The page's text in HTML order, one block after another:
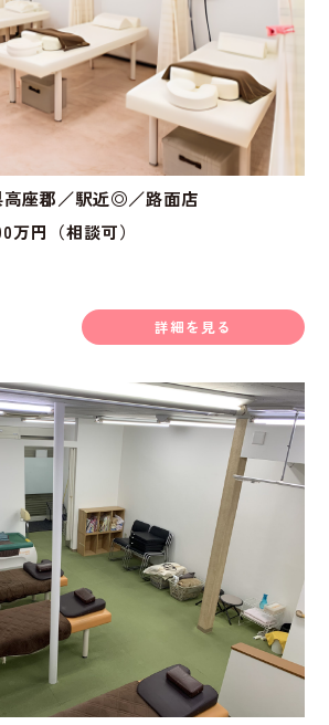
高座郡／駅近◎／路面店
円（相談可）
詳細を見る